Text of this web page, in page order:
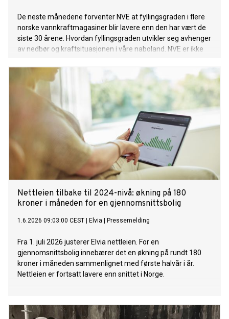
De neste månedene forventer NVE at fyllingsgraden i flere
norske vannkraftmagasiner blir lavere enn den har vært de
siste 30 årene. Hvordan fyllingsgraden utvikler seg avhenger
av nedbør og kraftsituasjonen i våre naboland. NVE er ikke
utviklingen tett.
Nettleien tilbake til 2024-nivå: økning på 180
kroner i måneden for en gjennomsnittsbolig
1.6.2026 09:03:00 CEST Elvia Pressemelding
Fra 1. juli 2026 justerer Elvia nettleien. For en
gjennomsnittsbolig innebærer det en økning på rundt 180
kroner i måneden sammenlignet med første halvår i år.
Nettleien er fortsatt lavere enn snittet i Norge.